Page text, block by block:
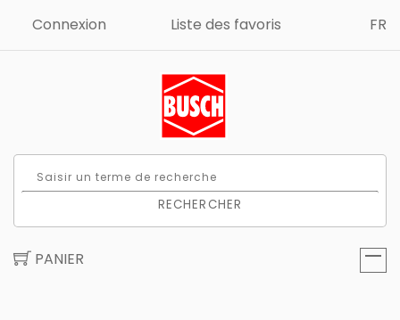
Connexion Liste des favoris FR
RECHERCHER
PANIER